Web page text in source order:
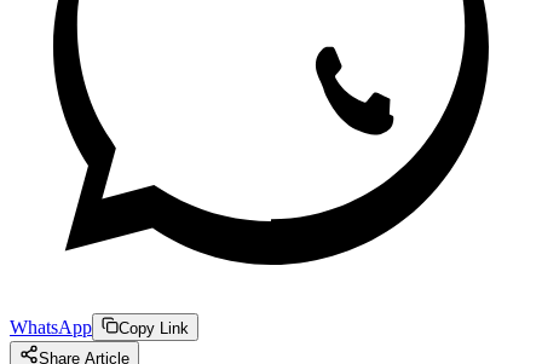
WhatsApp
Copy Link
Share Article